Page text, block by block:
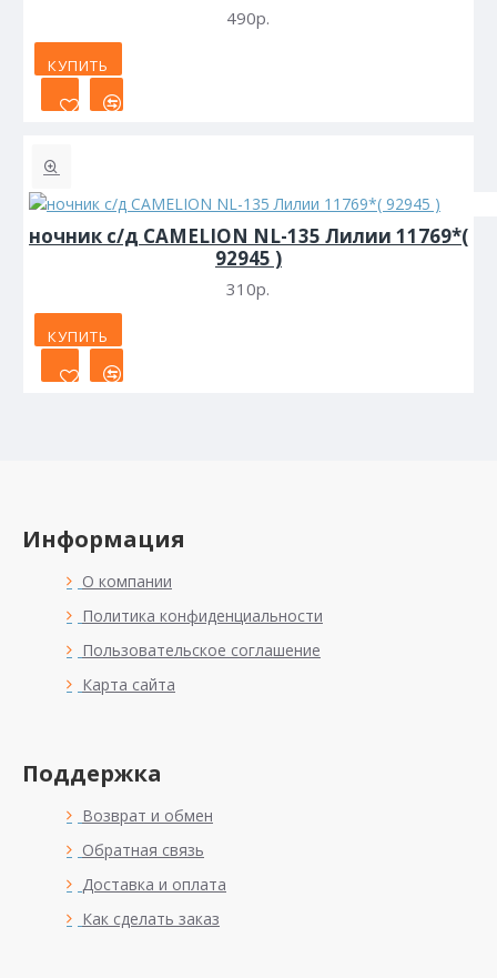
490р.
КУПИТЬ
ночник с/д CAMELION NL-135 Лилии 11769*(
92945 )
310р.
КУПИТЬ
Информация
О компании
Политика конфиденциальности
Пользовательское соглашение
Карта сайта
Поддержка
Возврат и обмен
Обратная связь
Доставка и оплата
Как сделать заказ